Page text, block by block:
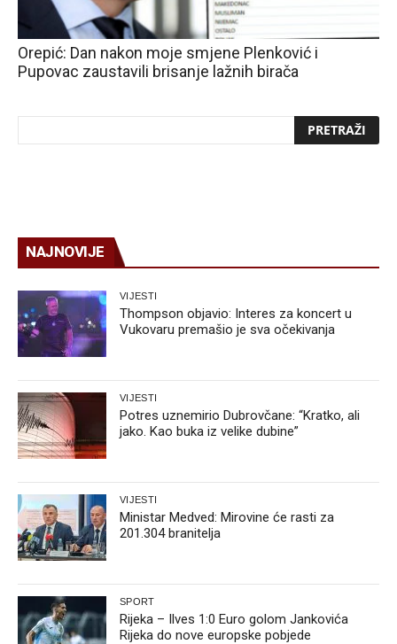
Orepić: Dan nakon moje smjene Plenković i
Pupovac zaustavili brisanje lažnih birača
NAJNOVIJE
VIJESTI
Thompson objavio: Interes za koncert u
Vukovaru premašio je sva očekivanja
VIJESTI
Potres uznemirio Dubrovčane: “Kratko, ali
jako. Kao buka iz velike dubine”
VIJESTI
Ministar Medved: Mirovine će rasti za
201.304 branitelja
SPORT
Rijeka – Ilves 1:0 Euro golom Jankovića
Rijeka do nove europske pobjede